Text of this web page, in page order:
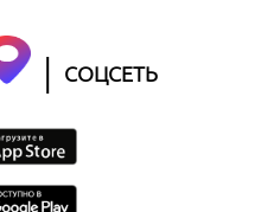
| СОЦСЕТЬ